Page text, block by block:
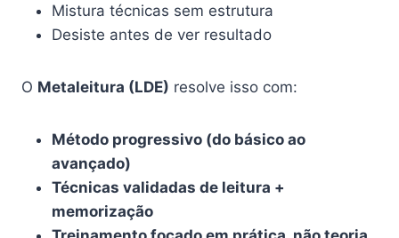
Mistura técnicas sem estrutura
Desiste antes de ver resultado
O Metaleitura (LDE) resolve isso com:
Método progressivo (do básico ao
avançado)
Técnicas validadas de leitura +
memorização